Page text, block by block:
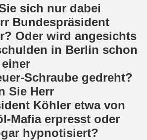
sich nur dabei
Bundespräsident
Oder wird angesichts
in Berlin schon
Schraube gedreht?
Sie Herr
Köhler etwa von
Mafia erpresst oder
hypnotisiert?
Nebenkostenexplosion
2023 am 23.01.2023 mit
Sofortiger Stopp des
am 14.11.2022 auf dem
die Preissteigerungen und für
"Jin - Jiyan - Azadi -
gegen die Politik der